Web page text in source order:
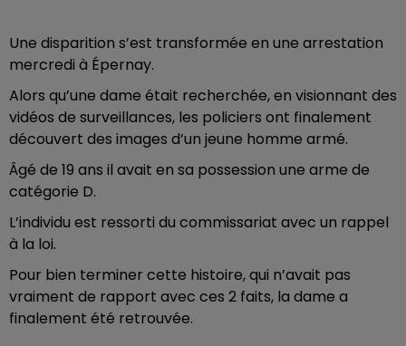
Une disparition s’est transformée en une arrestation
mercredi à Épernay.
Alors qu’une dame était recherchée, en visionnant des
vidéos de surveillances, les policiers ont finalement
découvert des images d’un jeune homme armé.
Âgé de 19 ans il avait en sa possession une arme de
catégorie D.
L’individu est ressorti du commissariat avec un rappel
à la loi.
Pour bien terminer cette histoire, qui n’avait pas
vraiment de rapport avec ces 2 faits, la dame a
finalement été retrouvée.